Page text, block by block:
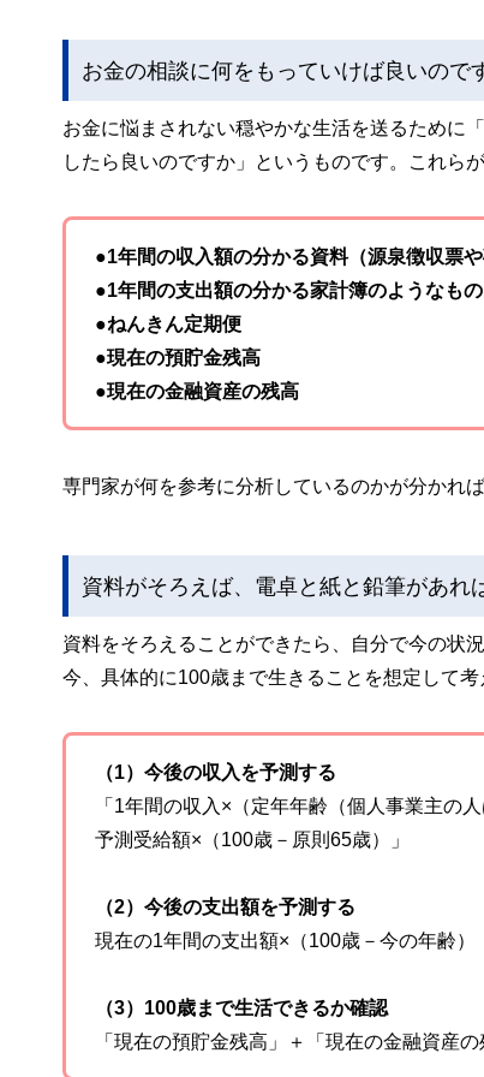
お金の相談に何をもっていけば良いので
お金に悩まされない穏やかな生活を送るために
したら良いのですか」というものです。これら
●1年間の収入額の分かる資料（源泉徴収票や
●1年間の支出額の分かる家計簿のようなもの
●ねんきん定期便
●現在の預貯金残高
●現在の金融資産の残高
専門家が何を参考に分析しているのかが分かれ
資料がそろえば、電卓と紙と鉛筆があれ
資料をそろえることができたら、自分で今の状
今、具体的に100歳まで生きることを想定して考
（1）今後の収入を予測する
「1年間の収入×（定年年齢（個人事業主の
予測受給額×（100歳－原則65歳）」
（2）今後の支出額を予測する
現在の1年間の支出額×（100歳－今の年齢）
（3）100歳まで生活できるか確認
「現在の預貯金残高」＋「現在の金融資産の